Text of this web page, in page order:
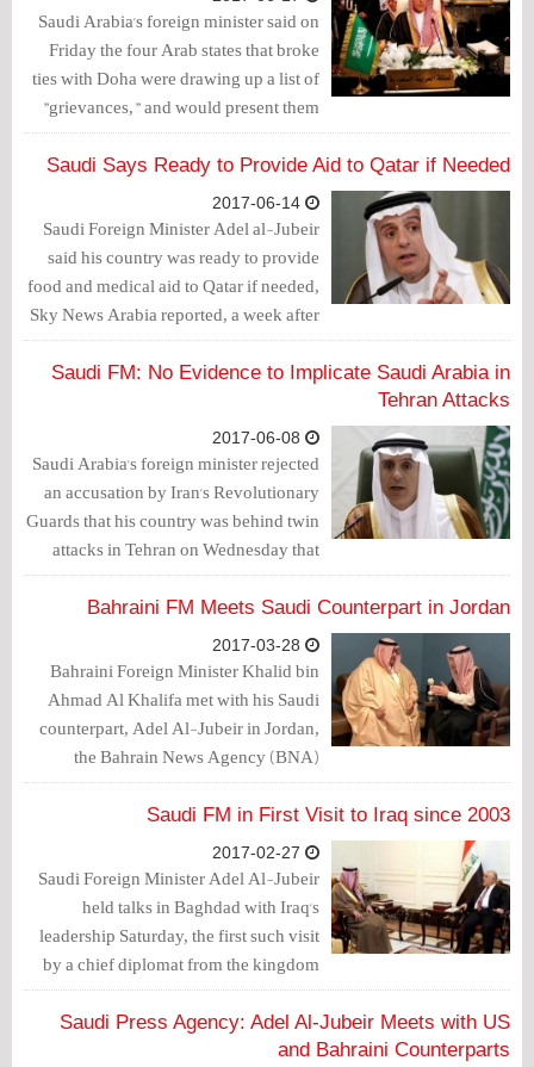
Saudi Arabia's foreign minister said on
Friday the four Arab states that broke
ties with Doha were drawing up a list of
"grievances," and would present them
soon, warning that Qatar could not fund
extremism and remain on good terms
with neighboring states.
Saudi Says Ready to Provide Aid to Qatar if Needed
Saudi Foreign Minister Adel al-Jubeir
said his country was ready to provide
food and medical aid to Qatar if needed,
Sky News Arabia reported, a week after
Riyadh and other Arab capitals cut ties
with their Gulf neighbor.
Saudi FM: No Evidence to Implicate Saudi Arabia in
Tehran Attacks
Saudi Arabia's foreign minister rejected
an accusation by Iran's Revolutionary
Guards that his country was behind twin
attacks in Tehran on Wednesday that
killed at least 12 people.
Bahraini FM Meets Saudi Counterpart in Jordan
Bahraini Foreign Minister Khalid bin
Ahmad Al Khalifa met with his Saudi
counterpart, Adel Al-Jubeir in Jordan,
the Bahrain News Agency (BNA)
reported.
Saudi FM in First Visit to Iraq since 2003
Saudi Foreign Minister Adel Al-Jubeir
held talks in Baghdad with Iraq's
leadership Saturday, the first such visit
by a chief diplomat from the kingdom
since 2003.
Saudi Press Agency: Adel Al-Jubeir Meets with US
and Bahraini Counterparts